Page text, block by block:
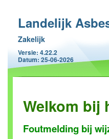
Landelijk
Zakelijk
Versie: 4.22.2
Datum: 25-06-2026
Welkom bij
Foutmelding bij